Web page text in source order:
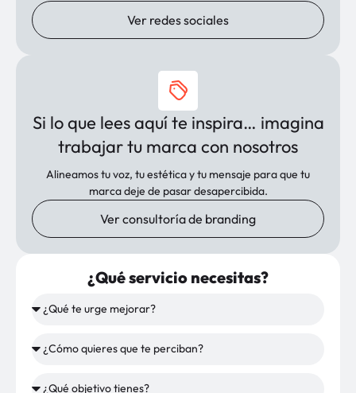
Ver redes sociales
Si lo que lees aquí te inspira… imagina
trabajar tu marca con nosotros
Alineamos tu voz, tu estética y tu mensaje para que tu
marca deje de pasar desapercibida.
Ver consultoría de branding
¿Qué servicio necesitas?